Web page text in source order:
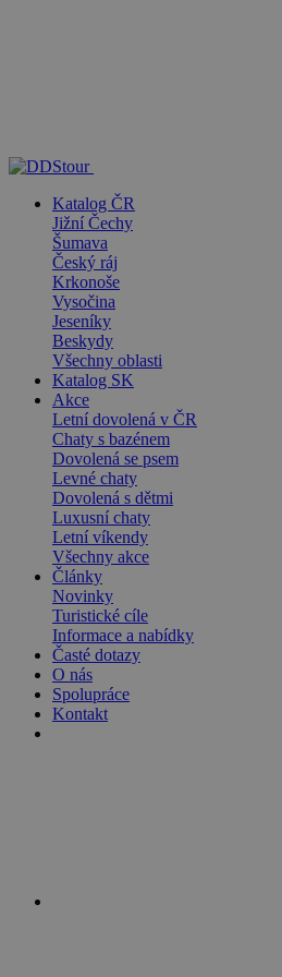
Katalog ČR
Jižní Čechy
Šumava
Český ráj
Krkonoše
Vysočina
Jeseníky
Beskydy
Všechny oblasti
Katalog SK
Akce
Letní dovolená v ČR
Chaty s bazénem
Dovolená se psem
Levné chaty
Dovolená s dětmi
Luxusní chaty
Letní víkendy
Všechny akce
Články
Novinky
Turistické cíle
Informace a nabídky
Časté dotazy
O nás
Spolupráce
Kontakt